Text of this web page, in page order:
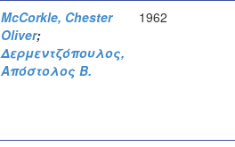
McCorkle, Chester
Oliver;
Δερμεντζόπουλος,
Απόστολος Β.
1962